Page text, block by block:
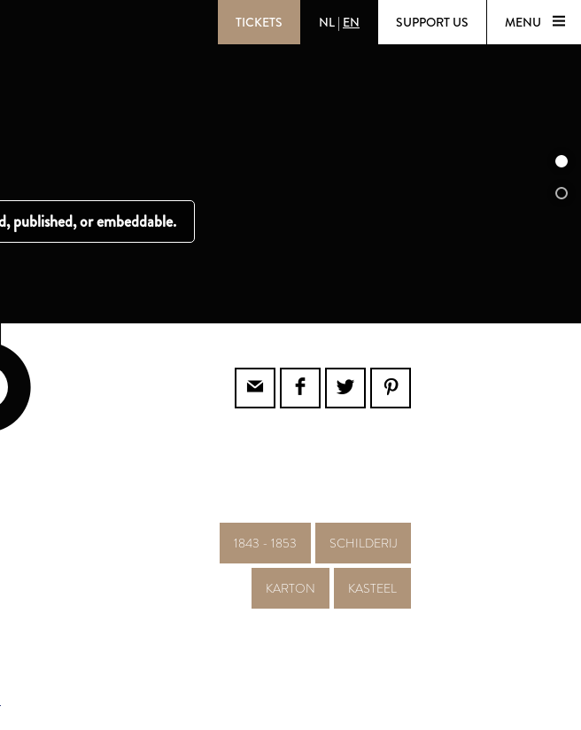
TICKETS NL | EN SUPPORT US MENU
1843 - 1853 SCHILDERIJ
KARTON KASTEEL